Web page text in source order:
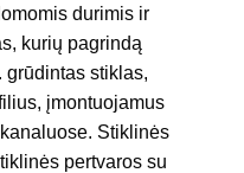
durimis ir
kurių pagrindą
grūdintas stiklas,
įmontuojamus
Stiklinės
pertvaros su